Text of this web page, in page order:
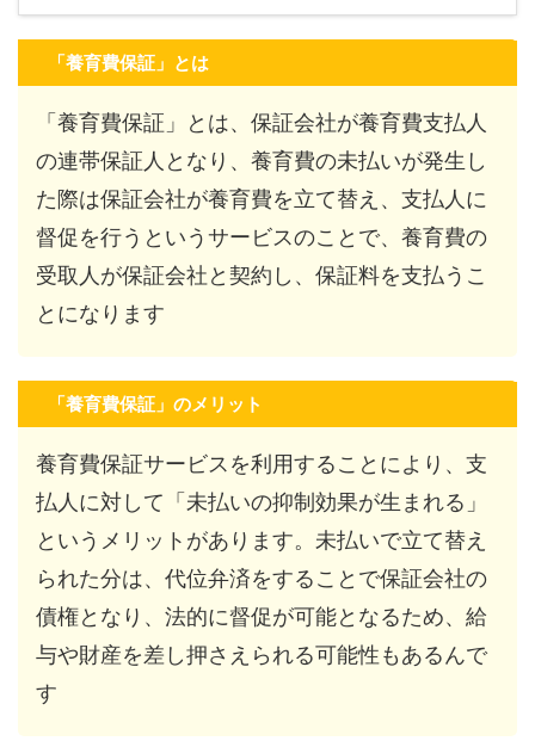
「養育費保証」とは
「養育費保証」とは、保証会社が養育費支払人
の連帯保証人となり、養育費の未払いが発生し
た際は保証会社が養育費を立て替え、支払人に
督促を行うというサービスのことで、養育費の
受取人が保証会社と契約し、保証料を支払うこ
とになります
「養育費保証」のメリット
養育費保証サービスを利用することにより、支
払人に対して「未払いの抑制効果が生まれる」
というメリットがあります。未払いで立て替え
られた分は、代位弁済をすることで保証会社の
債権となり、法的に督促が可能となるため、給
与や財産を差し押さえられる可能性もあるんで
す